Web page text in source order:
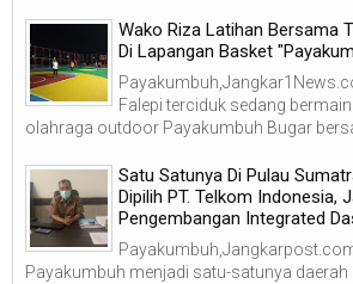
Wako Riza Latihan Bersama
Di Lapangan Basket
Falepi terciduk sedang
olahraga outdoor Payakumbuh Bugar
Satu Satunya Di Pulau
Dipilih PT. Telkom Indonesia,
Pengembangan Integrated
Payakumbuh menjadi satu-satunya daerah